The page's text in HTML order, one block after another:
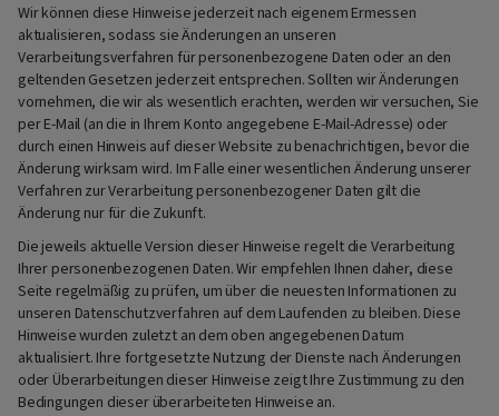
Wir können diese Hinweise jederzeit nach eigenem Ermessen
aktualisieren, sodass sie Änderungen an unseren
Verarbeitungsverfahren für personenbezogene Daten oder an den
geltenden Gesetzen jederzeit entsprechen. Sollten wir Änderungen
vornehmen, die wir als wesentlich erachten, werden wir versuchen, Sie
per E-Mail (an die in Ihrem Konto angegebene E-Mail-Adresse) oder
durch einen Hinweis auf dieser Website zu benachrichtigen, bevor die
Änderung wirksam wird. Im Falle einer wesentlichen Änderung unserer
Verfahren zur Verarbeitung personenbezogener Daten gilt die
Änderung nur für die Zukunft.
Die jeweils aktuelle Version dieser Hinweise regelt die Verarbeitung
Ihrer personenbezogenen Daten. Wir empfehlen Ihnen daher, diese
Seite regelmäßig zu prüfen, um über die neuesten Informationen zu
unseren Datenschutzverfahren auf dem Laufenden zu bleiben. Diese
Hinweise wurden zuletzt an dem oben angegebenen Datum
aktualisiert. Ihre fortgesetzte Nutzung der Dienste nach Änderungen
oder Überarbeitungen dieser Hinweise zeigt Ihre Zustimmung zu den
Bedingungen dieser überarbeiteten Hinweise an.